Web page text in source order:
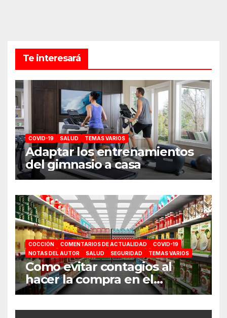
Te interesará
COVID-19 SALUD TEMAS VARIOS
Adaptar los entrenamientos
del gimnasio a casa
COCCIÓN COMENTARIOS DE ACTUALIDAD
COVID-19
NOTAS DEL AUTOR
SALUD SEGURIDAD TEMAS VARIOS
Como evitar contagios al
hacer la compra en el
supermercado